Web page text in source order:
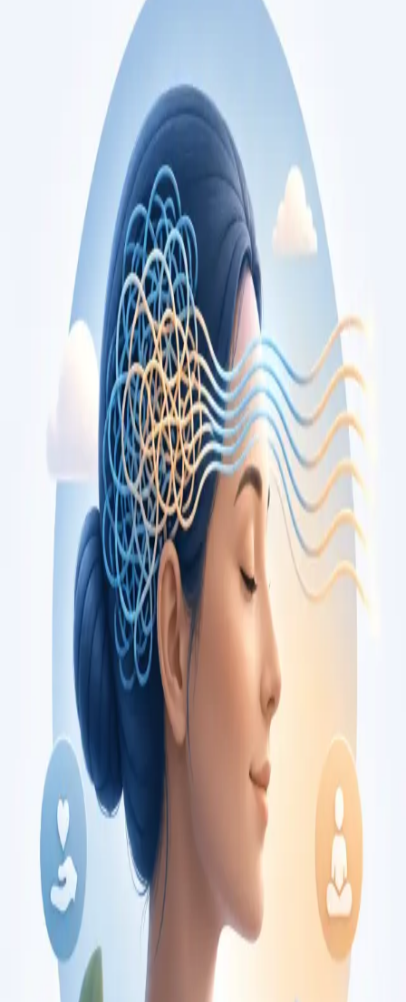
Perfis actualizados à medida que a equipa cresce.
Consulta de Cardiologia
Consulta com cardiologista registado na Ordem
dos Médicos. Avaliação de risco cardiovascular,
gestão de doença cardíaca, e segundas
opiniões, por videochamada segura.
Consulta de Cardiologia
Marcar consulta
Consulta de Oncologia
Segunda opinião independente sobre diagnóstico ou plano de
tratamento oncológico, com oncologista médico registado na
Ordem dos Médicos. Apoio também em cuidados paliativos.
Saiba mais Consulta de Oncologia
Marcar consulta
Specialist
Consulta de Pediatria
Consulta com pediatra registado no Colégio de Pediatria da
Ordem dos Médicos. Avaliação especializada para condições
complexas, crónicas, e de desenvolvimento, por
videochamada.